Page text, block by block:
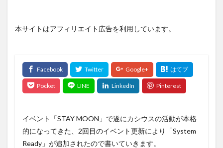
本サイトはアフィリエイト広告を利用しています。
イベント「STAY MOON」で遂にカシウスの活動が本格
的になってきた、2回目のイベント更新により「System
Ready」が追加されたので書いていきます。